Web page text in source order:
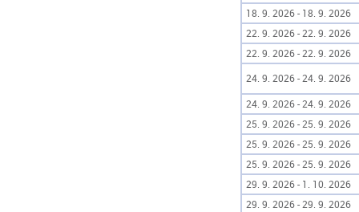
18. 9. 2026 - 18. 9. 2026
22. 9. 2026 - 22. 9. 2026
22. 9. 2026 - 22. 9. 2026
24. 9. 2026 - 24. 9. 2026
24. 9. 2026 - 24. 9. 2026
25. 9. 2026 - 25. 9. 2026
25. 9. 2026 - 25. 9. 2026
25. 9. 2026 - 25. 9. 2026
29. 9. 2026 - 1. 10. 2026
29. 9. 2026 - 29. 9. 2026